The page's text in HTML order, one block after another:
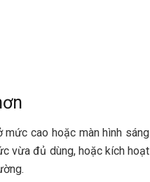
mức cao hoặc màn hình sáng
vừa đủ dùng, hoặc kích hoạt